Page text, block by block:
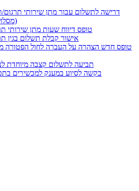
2356 – טופס דיווח שעות מתן
2357 – אישור קבלת תשלום
266 – תביעה לתשלום קצבה מיוחדת
267 – בקשה לסיוע במענק למכשירים